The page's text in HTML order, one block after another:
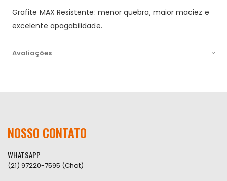
Grafite MAX Resistente: menor quebra, maior maciez e
excelente apagabilidade.
Avaliações
NOSSO CONTATO
WHATSAPP
(21) 97220-7595 (Chat)